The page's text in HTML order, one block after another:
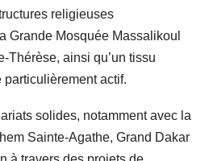
religieuses
Grande Mosquée Massalikoul
Thérèse, ainsi qu’un tissu
actif.
solides, notamment avec la
Sainte-Agathe, Grand Dakar